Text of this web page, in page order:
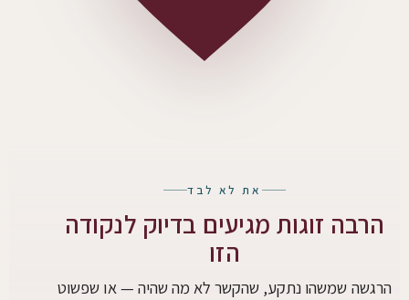
את לא לבד
הרבה זוגות מגיעים בדיוק לנקודה
הזו
הרגשה שמשהו נתקע, שהקשר לא מה שהיה — או שפשוט